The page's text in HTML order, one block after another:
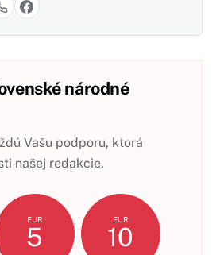
národné
Vašu podporu, ktorá
našej redakcie.
EUR
5
EUR
10